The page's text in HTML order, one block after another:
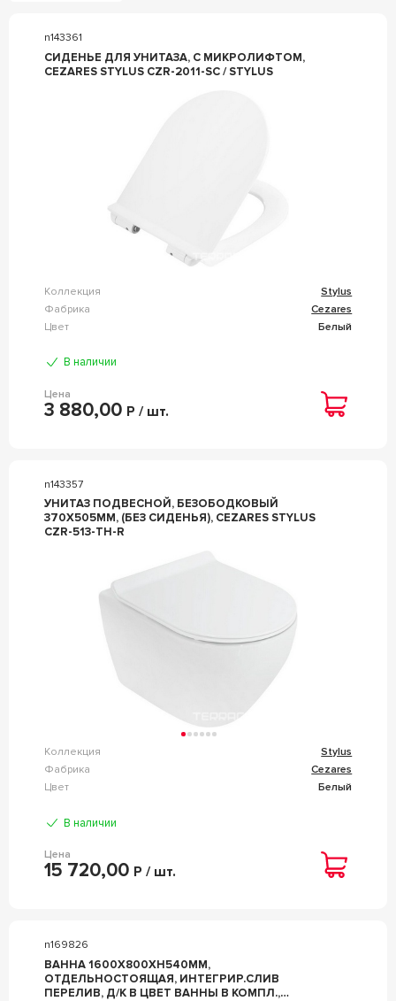
n143361
СИДЕНЬЕ ДЛЯ УНИТАЗА, С МИКРОЛИФТОМ,
CEZARES STYLUS CZR-2011-SC / STYLUS
Коллекция
Stylus
Фабрика
Cezares
Цвет
Белый
В наличии
Цена
3 880,00 Р / шт.
n143357
УНИТАЗ ПОДВЕСНОЙ, БЕЗОБОДКОВЫЙ
370Х505ММ, (БЕЗ СИДЕНЬЯ), CEZARES STYLUS
CZR-513-TH-R
Коллекция
Stylus
Фабрика
Cezares
Цвет
Белый
В наличии
Цена
15 720,00 Р / шт.
n169826
ВАННА 1600Х800ХH540ММ,
ОТДЕЛЬНОСТОЯЩАЯ, ИНТЕГРИР.СЛИВ
ПЕРЕЛИВ, Д/К В ЦВЕТ ВАННЫ В КОМПЛ.,